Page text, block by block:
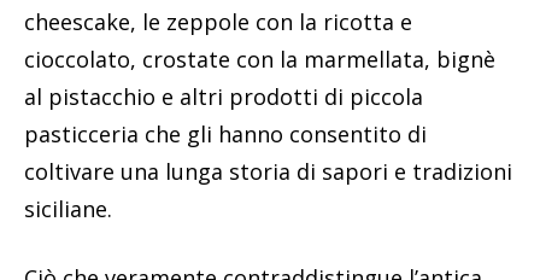
cheescake, le zeppole con la ricotta e
cioccolato, crostate con la marmellata, bignè
al pistacchio e altri prodotti di piccola
pasticceria che gli hanno consentito di
coltivare una lunga storia di sapori e tradizioni
siciliane.